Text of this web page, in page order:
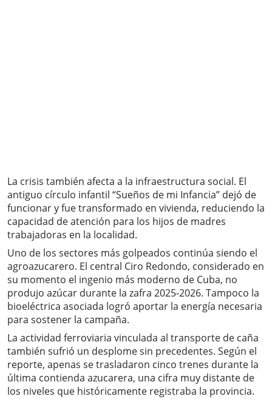
La crisis también afecta a la infraestructura social. El
antiguo círculo infantil “Sueños de mi Infancia” dejó de
funcionar y fue transformado en vivienda, reduciendo la
capacidad de atención para los hijos de madres
trabajadoras en la localidad.
Uno de los sectores más golpeados continúa siendo el
agroazucarero. El central Ciro Redondo, considerado en
su momento el ingenio más moderno de Cuba, no
produjo azúcar durante la zafra 2025-2026. Tampoco la
bioeléctrica asociada logró aportar la energía necesaria
para sostener la campaña.
La actividad ferroviaria vinculada al transporte de caña
también sufrió un desplome sin precedentes. Según el
reporte, apenas se trasladaron cinco trenes durante la
última contienda azucarera, una cifra muy distante de
los niveles que históricamente registraba la provincia.